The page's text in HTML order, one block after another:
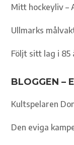
Mitt hockeyliv –
Ullmarks
Följt sitt lag i 85
BLOGGEN –
Kultspelaren
Den eviga